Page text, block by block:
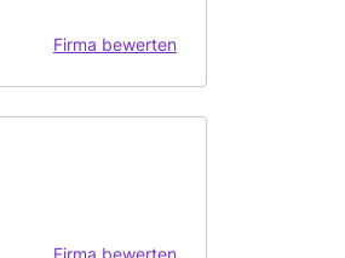
Firma bewerten
Firma bewerten